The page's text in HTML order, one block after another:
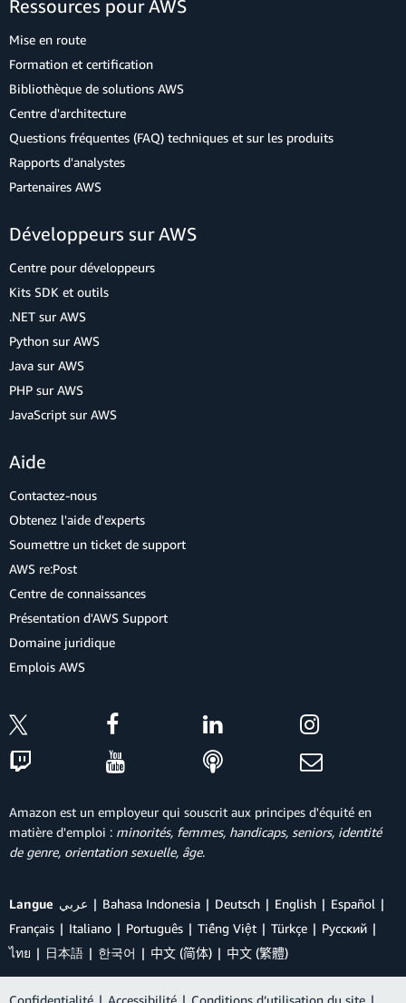
Ressources pour AWS
Mise en route
Formation et certification
Bibliothèque de solutions AWS
Centre d'architecture
Questions fréquentes (FAQ) techniques et sur les produits
Rapports d'analystes
Partenaires AWS
Développeurs sur AWS
Centre pour développeurs
Kits SDK et outils
.NET sur AWS
Python sur AWS
Java sur AWS
PHP sur AWS
JavaScript sur AWS
Aide
Contactez-nous
Obtenez l'aide d'experts
Soumettre un ticket de support
AWS re:Post
Centre de connaissances
Présentation d'AWS Support
Domaine juridique
Emplois AWS
Amazon est un employeur qui souscrit aux principes d'équité en
matière d'emploi : minorités, femmes, handicaps, seniors, identité
de genre, orientation sexuelle, âge.
Langue عربي Bahasa Indonesia Deutsch English
Español
Français
Italiano Português Tiếng Việt Türkçe
Ρусский
ไทย
日本語 한국어 中文 (简体) 中文 (繁體)
Confidentialité | Accessibilité | Conditions d’utilisation du site |